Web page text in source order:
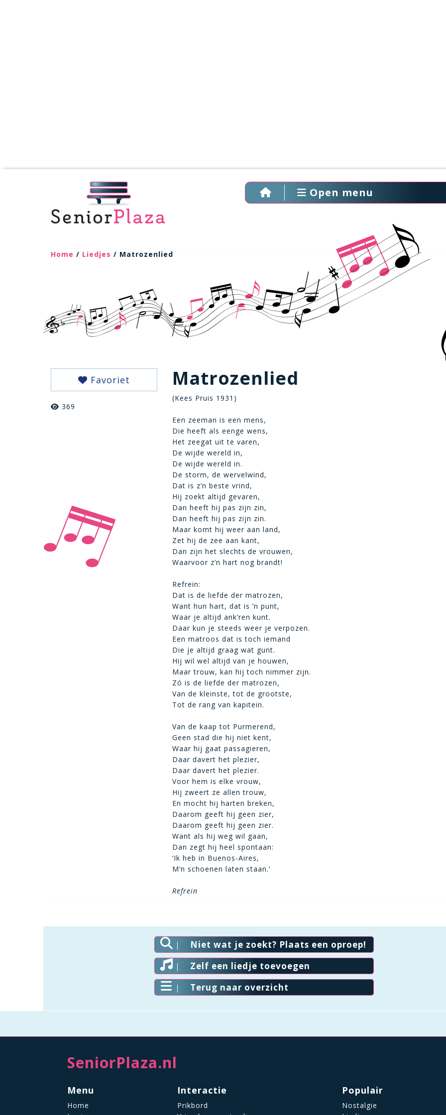
Open menu
Home / Liedjes / Matrozenlied
Favoriet
369
Matrozenlied
(Kees Pruis 1931)
Een zeeman is een mens,
Die heeft als eenge wens,
Het zeegat uit te varen,
De wijde wereld in,
De wijde wereld in.
De storm, de wervelwind,
Dat is z’n beste vrind,
Hij zoekt altijd gevaren,
Dan heeft hij pas zijn zin,
Dan heeft hij pas zijn zin.
Maar komt hij weer aan land,
Zet hij de zee aan kant,
Dan zijn het slechts de vrouwen,
Waarvoor z’n hart nog brandt!
Refrein:
Dat is de liefde der matrozen,
Want hun hart, dat is ’n punt,
Waar je altijd ank’ren kunt.
Daar kun je steeds weer je verpozen.
Een matroos dat is toch iemand
Die je altijd graag wat gunt.
Hij wil wel altijd van je houwen,
Maar trouw, kan hij toch nimmer zijn.
Zó is de liefde der matrozen,
Van de kleinste, tot de grootste,
Tot de rang van kapitein.
Van de kaap tot Purmerend,
Geen stad die hij niet kent,
Waar hij gaat passagieren,
Daar davert het plezier,
Daar davert het plezier.
Voor hem is elke vrouw,
Hij zweert ze allen trouw,
En mocht hij harten breken,
Daarom geeft hij geen zier,
Daarom geeft hij geen zier.
Want als hij weg wil gaan,
Dan zegt hij heel spontaan:
‘Ik heb in Buenos-Aires,
M’n schoenen laten staan.’
Refrein
Niet wat je zoekt? Plaats een oproep!
Zelf een liedje toevoegen
Terug naar overzicht
SeniorPlaza.nl
Menu
Home
Interactie
Prikbord
Populair
Nostalgie